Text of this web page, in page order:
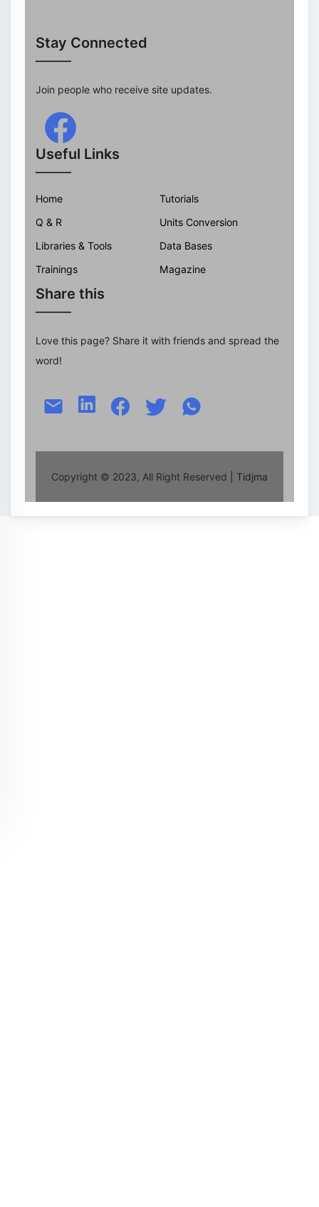
Stay Connected
Join people who receive site updates.
Useful Links
Home
Tutorials
Q & R
Units Conversion
Libraries & Tools
Data Bases
Trainings
Magazine
Share this
Love this page? Share it with friends and spread the
word!
Copyright © 2023, All Right Reserved | Tidjma